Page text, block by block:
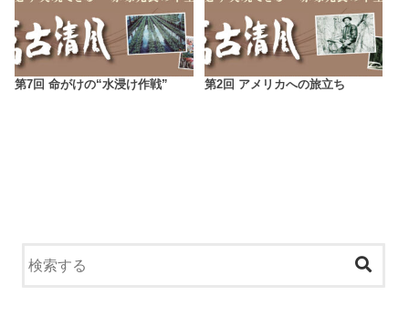
第7回 命がけの“水浸け作戦” 第2回 アメリカへの旅立ち